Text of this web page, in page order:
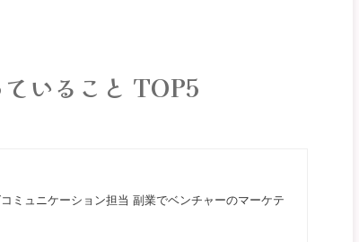
いること TOP5
ミュニケーション担当 副業でベンチャーのマーケテ